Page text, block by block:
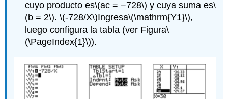
cuyo producto es\(ac = −728\) y cuya suma es\
(b = 2\).\(-728/X\)Ingresa\(\mathrm{Y1}\),
luego configura la tabla (ver Figura\
(\PageIndex{1}\)).